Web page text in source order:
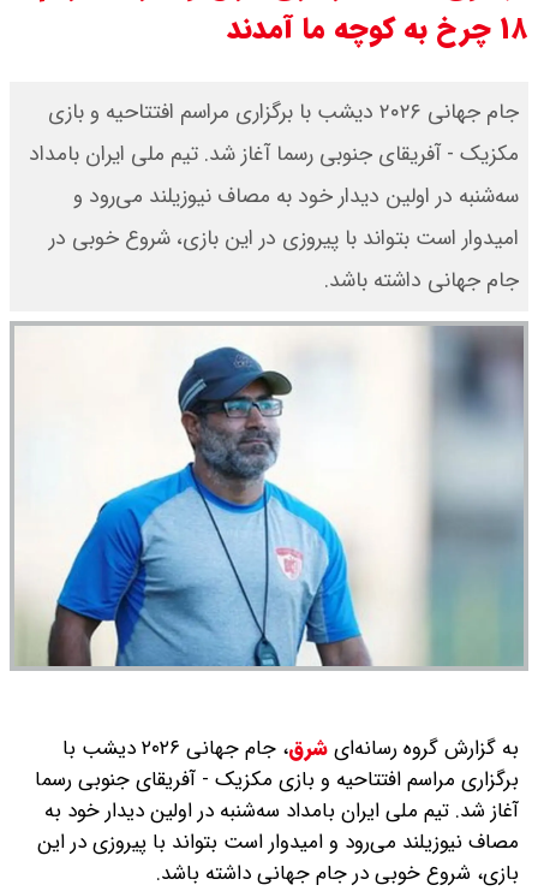
درصد افزایش می دهند
رهبر انقلاب با مسعود پزشکیان دیدار
کرد / درباره مشکلات کشور و تعامل
اقتصادی با طرفهای خارجی گفتگو شد
۱۸ چرخ به کوچه ما آمدند
​جام جهانی ۲۰۲۶ دیشب با برگزاری مراسم افتتاحیه و بازی
مکزیک - آفریقای جنوبی رسما آغاز شد. تیم ملی ایران بامداد
سه‌شنبه در اولین دیدار خود به مصاف نیوزیلند می‌رود و
امیدوار است بتواند با پیروزی در این بازی، شروع خوبی در
جام جهانی داشته باشد.
به گزارش گروه رسانه‌ایشرق،
جام جهانی ۲۰۲۶ دیشب با
برگزاری مراسم افتتاحیه و بازی مکزیک - آفریقای جنوبی رسما
آغاز شد. تیم ملی ایران بامداد سه‌شنبه در اولین دیدار خود به
مصاف نیوزیلند می‌رود و امیدوار است بتواند با پیروزی در این
بازی، شروع خوبی در جام جهانی داشته باشد.